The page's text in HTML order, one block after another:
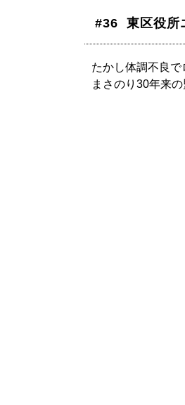
#36 東区役所
たかし体調不良
まさのり30年来